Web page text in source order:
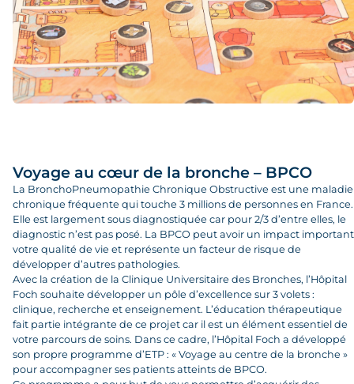
ETP - Asthme
Voyage au cœur de la bronche – BPCO
La BronchoPneumopathie Chronique Obstructive est une maladie
chronique fréquente qui touche 3 millions de personnes en France.
Elle est largement sous diagnostiquée car pour 2/3 d’entre elles, le
diagnostic n’est pas posé. La BPCO peut avoir un impact important
votre qualité de vie et représente un facteur de risque de
développer d’autres pathologies.
Avec la création de la Clinique Universitaire des Bronches, l’Hôpital
Foch souhaite développer un pôle d’excellence sur 3 volets :
clinique, recherche et enseignement. L’éducation thérapeutique
fait partie intégrante de ce projet car il est un élément essentiel de
votre parcours de soins. Dans ce cadre, l’Hôpital Foch a développé
son propre programme d’ETP : « Voyage au centre de la bronche »
pour accompagner ses patients atteints de BPCO.